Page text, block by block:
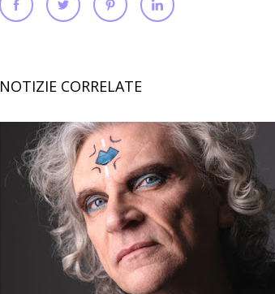
NOTIZIE CORRELATE